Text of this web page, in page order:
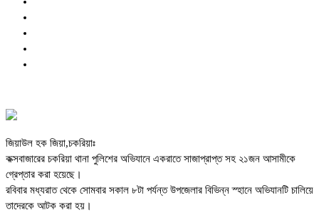
জিয়াউল হক জিয়া,চকরিয়াঃ
কক্সবাজারের চকরিয়া থানা পুলিশের অভিযানে একরাতে সাজাপ্রাপ্ত সহ ২১জন আসামীকে
গ্রেপ্তার করা হয়েছে।
রবিবার মধ্যরাত থেকে সোমবার সকাল ৮টা পর্যন্ত উপজেলার বিভিন্ন স্হানে অভিযানটি চালিয়ে
তাদেরকে আটক করা হয়।